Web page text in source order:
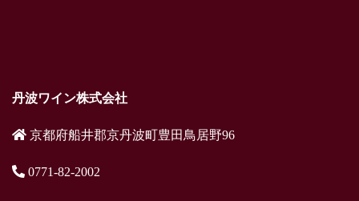
丹波ワイン株式会社
京都府船井郡京丹波町豊田鳥居野96
0771-82-2002